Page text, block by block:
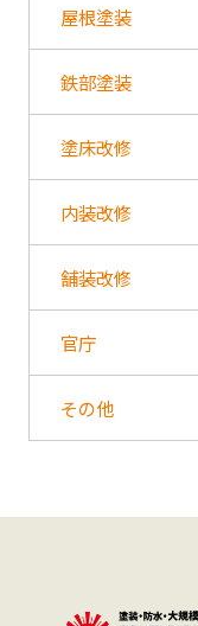
屋根塗装
鉄部塗装
塗床改修
内装改修
舗装改修
官庁
その他